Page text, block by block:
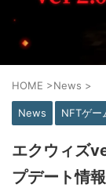
HOME >News >
News NFTゲー
エクウィズ
プデート情